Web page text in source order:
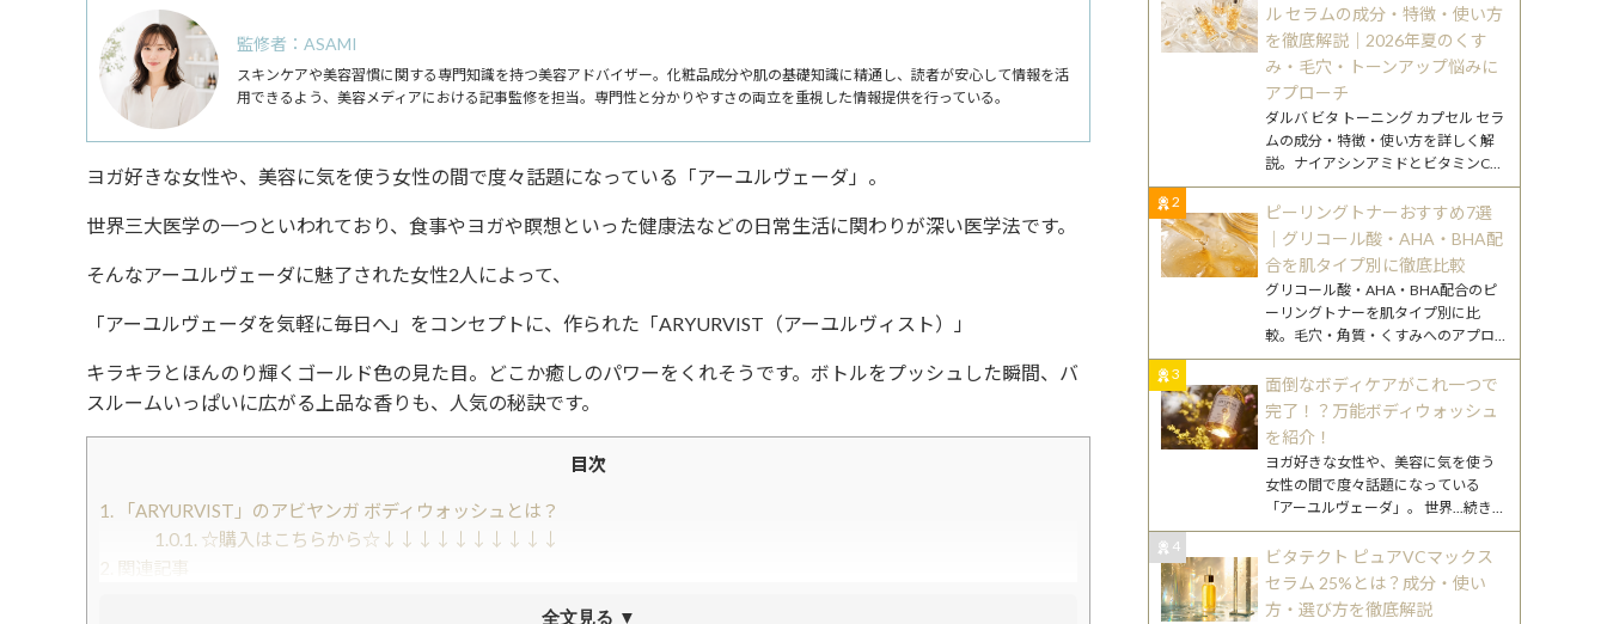
監修者：ASAMI
スキンケアや美容習慣に関する専門知識を持つ美容アドバイザー。化粧品成分や肌の基礎知識に精通し、読者が安心して情報を活
用できるよう、美容メディアにおける記事監修を担当。専門性と分かりやすさの両立を重視した情報提供を行っている。
ヨガ好きな女性や、美容に気を使う女性の間で度々話題になっている「アーユルヴェーダ」。
世界三大医学の一つといわれており、食事やヨガや瞑想といった健康法などの日常生活に関わりが深い医学法です。
そんなアーユルヴェーダに魅了された女性2人によって、
「アーユルヴェーダを気軽に毎日へ」をコンセプトに、 作られた「ARYURVIST（アーユルヴィスト）」
キラキラとほんのり輝くゴールド色の見た目。どこか癒しのパワーをくれそうです。ボトルをプッシュした瞬間、バ
スルームいっぱいに広がる上品な香りも、人気の秘訣です。
目次
1. 「ARYURVIST」のアビヤンガ ボディウォッシュとは？
1.0.1. ☆購入はこちらから☆↓↓↓↓↓↓↓↓↓↓
2. 関連記事
全文見る ▼
ル セラムの成分・特徴・使い方
を徹底解説｜2026年夏のくす
み・毛穴・トーンアップ悩みに
アプローチ
ダルバ ビタ トーニング カプセル セラ
ムの成分・特徴・使い方を詳しく解
説。ナイアシンアミドとビタミンC誘
導体に着目し、30代混合肌へのアプ
ローチもわかりやすく紹介します。
2
ピーリングトナーおすすめ7選
｜グリコール酸・AHA・BHA配
合を肌タイプ別に徹底比較
グリコール酸・AHA・BHA配合のピ
ーリングトナーを肌タイプ別に比
較。毛穴・角質・くすみへのアプロ
ーチ方法の違いをわかりやすく解説
します。
3
面倒なボディケアがこれ一つで
完了！？万能ボディウォッシュ
を紹介！
ヨガ好きな女性や、美容に気を使う
女性の間で度々話題になっている
「アーユルヴェーダ」。 世界...続きを
読む
4
ビタテクト ピュアVCマックス
セラム 25%とは？成分・使い
方・選び方を徹底解説